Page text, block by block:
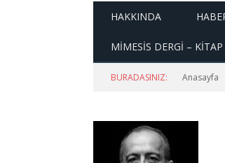
HAKKINDA
MİMESİS DERGİ – KİTAP
BURADASINIZ: Anasayfa